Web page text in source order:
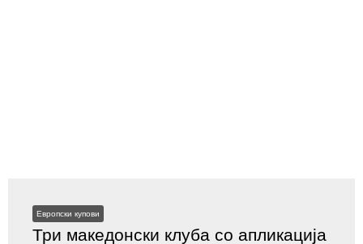
Европски купови
Три македонски клуба со апликација